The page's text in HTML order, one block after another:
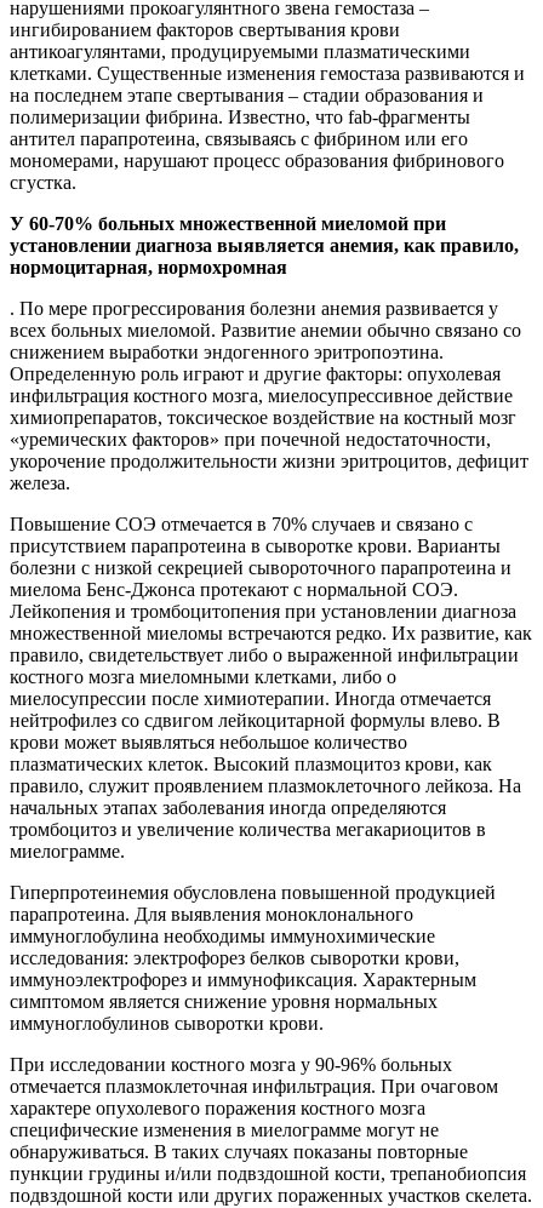
нарушениями прокоагулянтного звена гемостаза –
ингибированием факторов свертывания крови
антикоагулянтами, продуцируемыми плазматическими
клетками. Существенные изменения гемостаза развиваются и
на последнем этапе свертывания – стадии образования и
полимеризации фибрина. Известно, что fab-фрагменты
антител парапротеина, связываясь с фибрином или его
мономерами, нарушают процесс образования фибринового
сгустка.
У 60-70% больных множественной миеломой при
установлении диагноза выявляется анемия, как правило,
нормоцитарная, нормохромная
. По мере прогрессирования болезни анемия развивается у
всех больных миеломой. Развитие анемии обычно связано со
снижением выработки эндогенного эритропоэтина.
Определенную роль играют и другие факторы: опухолевая
инфильтрация костного мозга, миелосупрессивное действие
химиопрепаратов, токсическое воздействие на костный мозг
«уремических факторов» при почечной недостаточности,
укорочение продолжительности жизни эритроцитов, дефицит
железа.
Повышение СОЭ отмечается в 70% случаев и связано с
присутствием парапротеина в сыворотке крови. Варианты
болезни с низкой секрецией сывороточного парапротеина и
миелома Бенс-Джонса протекают с нормальной СОЭ.
Лейкопения и тромбоцитопения при установлении диагноза
множественной миеломы встречаются редко. Их развитие, как
правило, свидетельствует либо о выраженной инфильтрации
костного мозга миеломными клетками, либо о
миелосупрессии после химиотерапии. Иногда отмечается
нейтрофилез со сдвигом лейкоцитарной формулы влево. В
крови может выявляться небольшое количество
плазматических клеток. Высокий плазмоцитоз крови, как
правило, служит проявлением плазмоклеточного лейкоза. На
начальных этапах заболевания иногда определяются
тромбоцитоз и увеличение количества мегакариоцитов в
миелограмме.
Гиперпротеинемия обусловлена повышенной продукцией
парапротеина. Для выявления моноклонального
иммуноглобулина необходимы иммунохимические
исследования: электрофорез белков сыворотки крови,
иммуноэлектрофорез и иммунофиксация. Характерным
симптомом является снижение уровня нормальных
иммуноглобулинов сыворотки крови.
При исследовании костного мозга у 90-96% больных
отмечается плазмоклеточная инфильтрация. При очаговом
характере опухолевого поражения костного мозга
специфические изменения в миелограмме могут не
обнаруживаться. В таких случаях показаны повторные
пункции грудины и/или подвздошной кости, трепанобиопсия
подвздошной кости или других пораженных участков скелета.